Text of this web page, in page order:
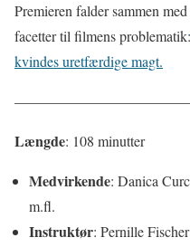
Premieren falder sammen
facetter til filmens problematik:
kvindes uretfærdige magt.
Længde: 108 minutter
Medvirkende: Danica
m.fl.
Instruktør: Pernille